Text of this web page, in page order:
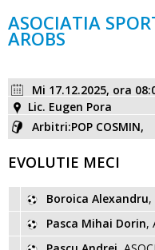
ASOCIATIA
AROBS
Mi 17.12.2025, ora
Lic. Eugen Pora
Arbitri:POP COSMIN,
EVOLUTIE MECI
Boroica Alexandru,
Pasca Mihai Dorin,